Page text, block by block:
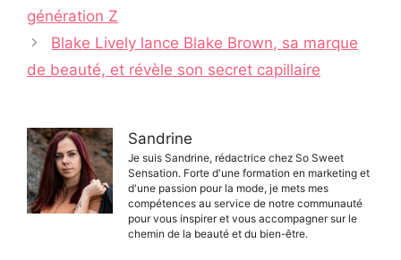
génération Z
Blake Lively lance Blake Brown, sa marque
de beauté, et révèle son secret capillaire
Sandrine
Je suis Sandrine, rédactrice chez So Sweet
Sensation. Forte d'une formation en marketing et
d'une passion pour la mode, je mets mes
compétences au service de notre communauté
pour vous inspirer et vous accompagner sur le
chemin de la beauté et du bien-être.